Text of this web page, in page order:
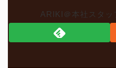
ARIKI＠本社スタッ